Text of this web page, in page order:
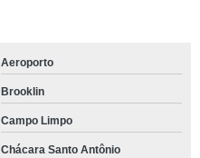
Aeroporto
Brooklin
Campo Limpo
Chácara Santo Antônio